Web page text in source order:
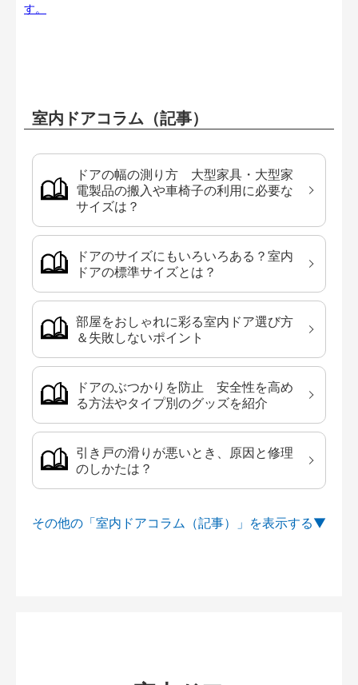
す。
室内ドアコラム（記事）
ドアの幅の測り方 大型家具・大型家
電製品の搬入や車椅子の利用に必要な
サイズは？
ドアのサイズにもいろいろある？室内
ドアの標準サイズとは？
部屋をおしゃれに彩る室内ドア選び方
＆失敗しないポイント
ドアのぶつかりを防止 安全性を高め
る方法やタイプ別のグッズを紹介
引き戸の滑りが悪いとき、原因と修理
のしかたは？
その他の「室内ドアコラム（記事）」を